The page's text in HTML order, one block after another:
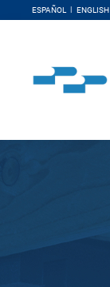
ESPAÑOL ENGLISH